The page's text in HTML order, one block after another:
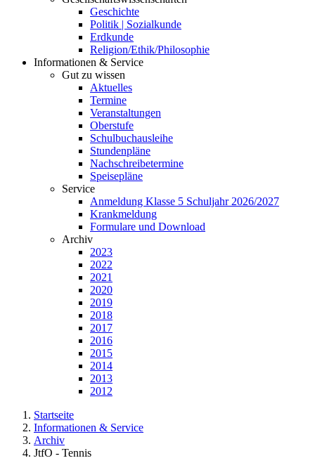
Geschichte
Politik | Sozialkunde
Erdkunde
Religion/Ethik/Philosophie
Informationen & Service
Gut zu wissen
Aktuelles
Termine
Veranstaltungen
Oberstufe
Schulbuchausleihe
Stundenpläne
Nachschreibetermine
Speisepläne
Service
Anmeldung Klasse 5 Schuljahr 2026/2027
Krankmeldung
Formulare und Download
Archiv
2023
2022
2021
2020
2019
2018
2017
2016
2015
2014
2013
2012
Startseite
Informationen & Service
Archiv
JtfO - Tennis